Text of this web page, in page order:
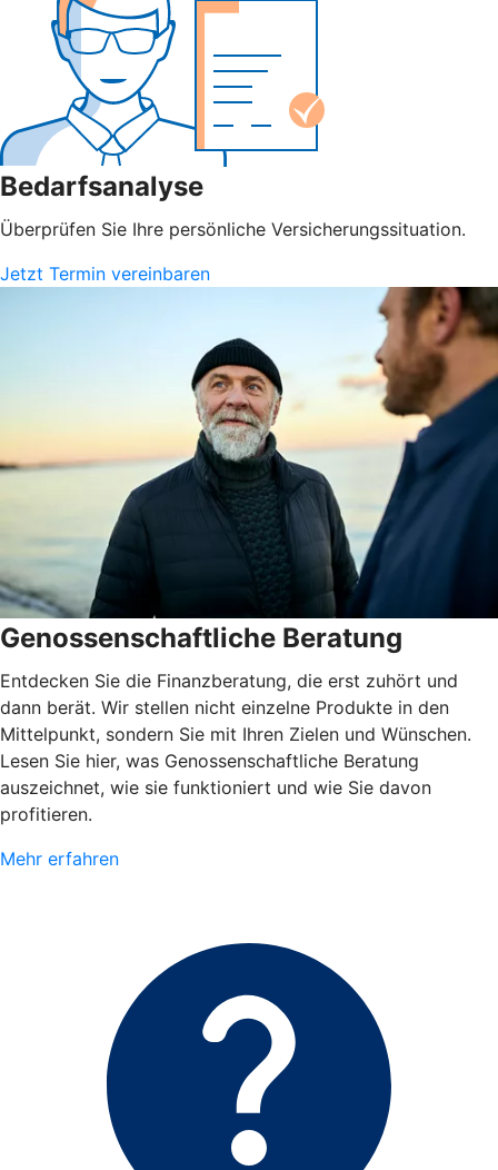
Bedarfsanalyse
Überprüfen Sie Ihre persönliche Versicherungssituation.
Jetzt Termin vereinbaren
Genossenschaftliche Beratung
Entdecken Sie die Finanzberatung, die erst zuhört und
dann berät. Wir stellen nicht einzelne Produkte in den
Mittelpunkt, sondern Sie mit Ihren Zielen und Wünschen.
Lesen Sie hier, was Genossenschaftliche Beratung
auszeichnet, wie sie funktioniert und wie Sie davon
profitieren.
Mehr erfahren